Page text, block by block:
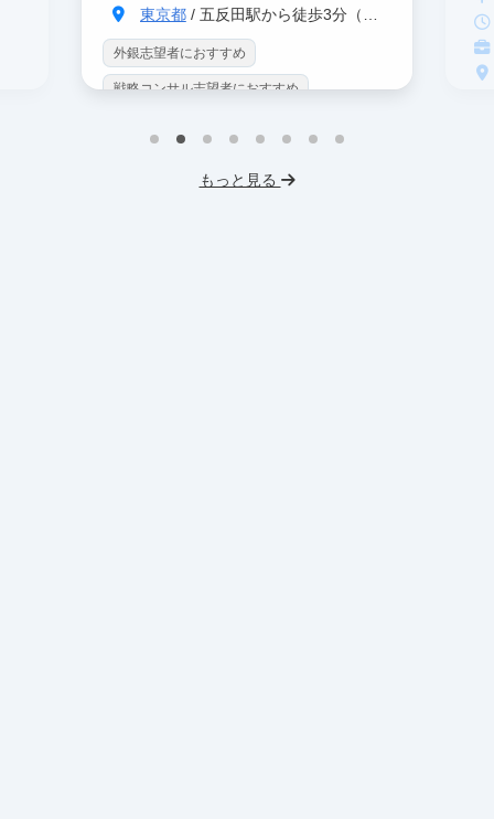
東京都/ 五反田駅から徒歩3分（大崎駅から徒歩8分）
外銀志望者におすすめ
戦略コンサル志望者におすすめ
もっと見る